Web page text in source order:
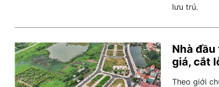
lưu trú.
Nhà
giá, cắt
Theo giới